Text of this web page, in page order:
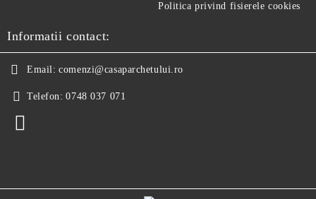
Politica privind fisierele cookies
Informatii contact:
Email: comenzi@casaparchetului.ro
Telefon: 0748 037 071